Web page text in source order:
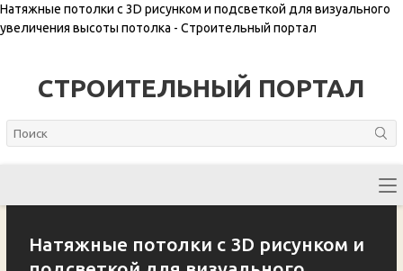
Натяжные потолки с 3D рисунком и подсветкой для визуального
увеличения высоты потолка - Строительный портал
СТРОИТЕЛЬНЫЙ ПОРТАЛ
Натяжные потолки с 3D рисунком и